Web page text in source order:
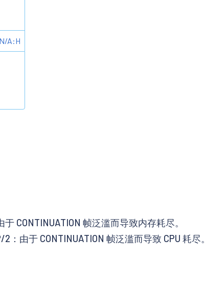
A:H
CONTINUATION 帧泛滥而导致内存耗尽。
：由于 CONTINUATION 帧泛滥而导致 CPU 耗尽。